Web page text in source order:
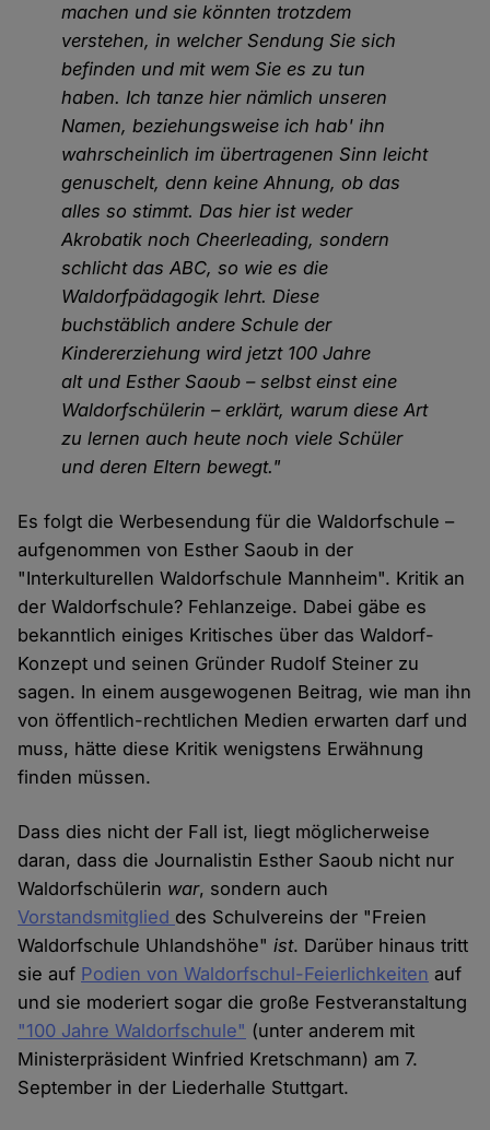
machen und sie könnten trotzdem
verstehen, in welcher Sendung Sie sich
befinden und mit wem Sie es zu tun
haben. Ich tanze hier nämlich unseren
Namen, beziehungsweise ich hab' ihn
wahrscheinlich im übertragenen Sinn leicht
genuschelt, denn keine Ahnung, ob das
alles so stimmt. Das hier ist weder
Akrobatik noch Cheerleading, sondern
schlicht das ABC, so wie es die
Waldorfpädagogik lehrt. Diese
buchstäblich andere Schule der
Kindererziehung wird jetzt 100 Jahre
alt und Esther Saoub – selbst einst eine
Waldorfschülerin – erklärt, warum diese Art
zu lernen auch heute noch viele Schüler
und deren Eltern bewegt."
Es folgt die Werbesendung für die Waldorfschule –
aufgenommen von Esther Saoub in der
"Interkulturellen Waldorfschule Mannheim". Kritik an
der Waldorfschule? Fehlanzeige. Dabei gäbe es
bekanntlich einiges Kritisches über das Waldorf-
Konzept und seinen Gründer Rudolf Steiner zu
sagen. In einem ausgewogenen Beitrag, wie man ihn
von öffentlich-rechtlichen Medien erwarten darf und
muss, hätte diese Kritik wenigstens Erwähnung
finden müssen.
Dass dies nicht der Fall ist, liegt möglicherweise
daran, dass die Journalistin Esther Saoub nicht nur
Waldorfschülerin war, sondern auch
Vorstandsmitglied des Schulvereins der "Freien
Waldorfschule Uhlandshöhe"ist. Darüber hinaus tritt
sie auf Podien von Waldorfschul-Feierlichkeiten auf
und sie moderiert sogar die große Festveranstaltung
"100 Jahre Waldorfschule" (unter anderem mit
Ministerpräsident Winfried Kretschmann) am 7.
September in der Liederhalle Stuttgart.